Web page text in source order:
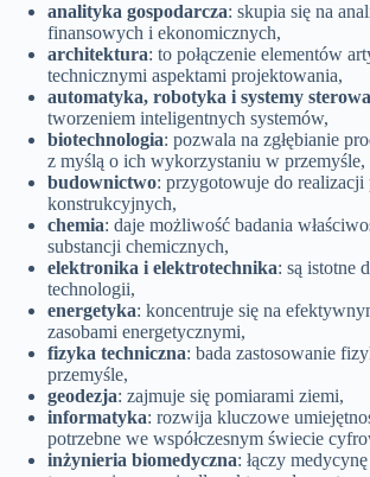
analityka gospodarcza: skupia się na
finansowych i ekonomicznych,
architektura: to połączenie elementów
technicznymi aspektami projektowania,
automatyka, robotyka i systemy
tworzeniem inteligentnych systemów,
biotechnologia: pozwala na zgłębianie
z myślą o ich wykorzystaniu w przemyśle,
budownictwo: przygotowuje do
konstrukcyjnych,
chemia: daje możliwość badania
substancji chemicznych,
elektronika i elektrotechnika: są istotne
technologii,
energetyka: koncentruje się na
zasobami energetycznymi,
fizyka techniczna: bada zastosowanie
przemyśle,
geodezja: zajmuje się pomiarami ziemi,
informatyka: rozwija kluczowe
potrzebne we współczesnym świecie
inżynieria biomedyczna: łączy